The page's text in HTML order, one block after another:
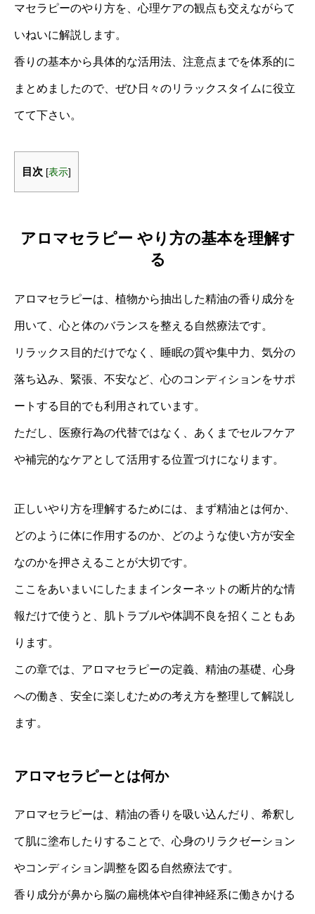
マセラピーのやり方を、心理ケアの観点も交えながらて
いねいに解説します。
香りの基本から具体的な活用法、注意点までを体系的に
まとめましたので、ぜひ日々のリラックスタイムに役立
てて下さい。
目次 [表示]
アロマセラピー やり方の基本を理解す
る
アロマセラピーは、植物から抽出した精油の香り成分を
用いて、心と体のバランスを整える自然療法です。
リラックス目的だけでなく、睡眠の質や集中力、気分の
落ち込み、緊張、不安など、心のコンディションをサポ
ートする目的でも利用されています。
ただし、医療行為の代替ではなく、あくまでセルフケア
や補完的なケアとして活用する位置づけになります。
正しいやり方を理解するためには、まず精油とは何か、
どのように体に作用するのか、どのような使い方が安全
なのかを押さえることが大切です。
ここをあいまいにしたままインターネットの断片的な情
報だけで使うと、肌トラブルや体調不良を招くこともあ
ります。
この章では、アロマセラピーの定義、精油の基礎、心身
への働き、安全に楽しむための考え方を整理して解説し
ます。
アロマセラピーとは何か
アロマセラピーは、精油の香りを吸い込んだり、希釈し
て肌に塗布したりすることで、心身のリラクゼーション
やコンディション調整を図る自然療法です。
香り成分が鼻から脳の扁桃体や自律神経系に働きかける